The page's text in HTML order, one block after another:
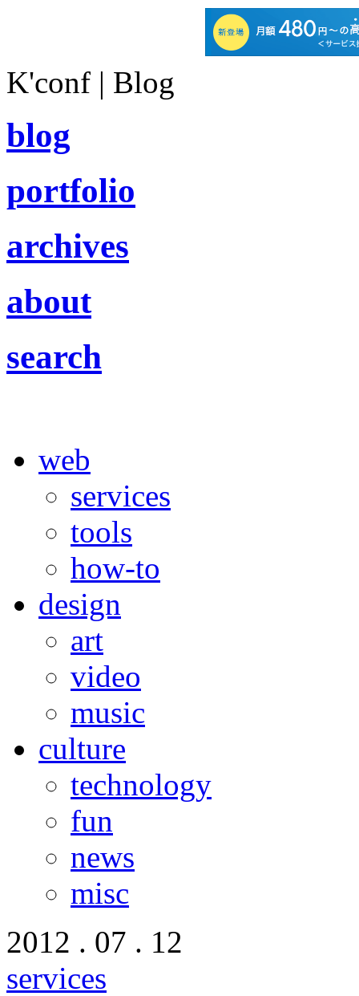
K'conf | Blog
blog
portfolio
archives
about
search
web
services
tools
how-to
design
art
video
music
culture
technology
fun
news
misc
2012 . 07 . 12
services